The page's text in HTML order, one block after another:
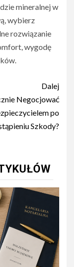
mineralnej w
wybierz
rozwiązanie
wygodę
Dalej
Negocjować
po
Szkody?